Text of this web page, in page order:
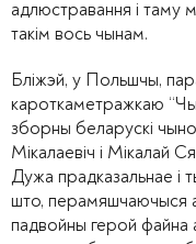
адлюстравання і таму
такім вось чынам.
Бліжэй, у Польшчы,
кароткаметражкаю
зборны беларускі
Мікалаевіч і Мікалай
Дужа прадказальнае і
што, перамяшчаючыся
падвойны герой файна